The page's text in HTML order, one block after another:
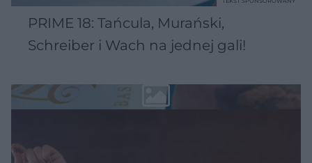
PRIME 18: Tańcula, Murański,
Schreiber i Wach na jednej gali!